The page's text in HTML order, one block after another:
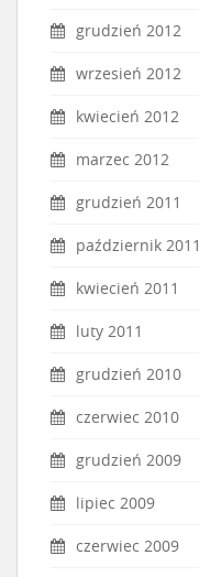
grudzień 2012
wrzesień 2012
kwiecień 2012
marzec 2012
grudzień 2011
październik 2011
kwiecień 2011
luty 2011
grudzień 2010
czerwiec 2010
grudzień 2009
lipiec 2009
czerwiec 2009